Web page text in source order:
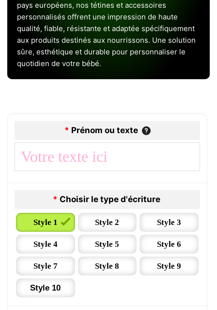
pays européens, nos tétines et accessoires
personnalisés offrent une impression de haute
qualité, fiable, résistante et adaptée spécifiquement
aux produits destinés aux nourrissons. Une solution
sûre, esthétique et durable pour personnaliser le
quotidien de votre bébé.
* Prénom ou texte
* Choisir le type d'écriture
Style 1 Style 2 Style 3
Style 4 Style 5 Style 6
Style 7 Style 8 Style 9
Style 10